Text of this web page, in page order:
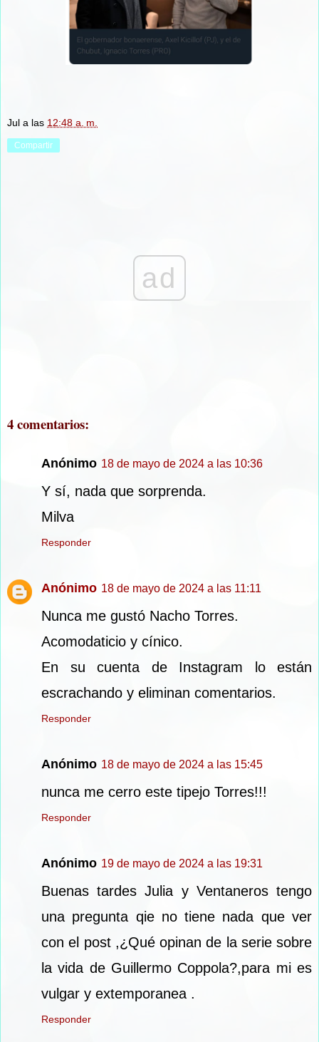
Jul a las 12:48 a. m.
Compartir
ad
4 comentarios:
Anónimo 18 de mayo de 2024 a las 10:36
Y sí, nada que sorprenda.
Milva
Responder
Anónimo 18 de mayo de 2024 a las 11:11
Nunca me gustó Nacho Torres.
Acomodaticio y cínico.
En su cuenta de Instagram lo están
escrachando y eliminan comentarios.
Responder
Anónimo 18 de mayo de 2024 a las 15:45
nunca me cerro este tipejo Torres!!!
Responder
Anónimo 19 de mayo de 2024 a las 19:31
Buenas tardes Julia y Ventaneros tengo
una pregunta qie no tiene nada que ver
con el post ,¿Qué opinan de la serie sobre
la vida de Guillermo Coppola?,para mi es
vulgar y extemporanea .
Responder